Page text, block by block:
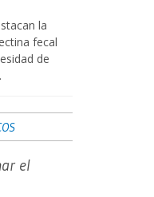
la
fecal
de
el